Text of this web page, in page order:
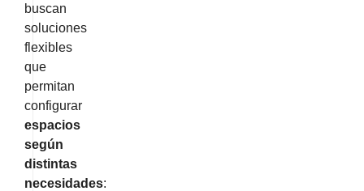
buscan
soluciones
flexibles
que
permitan
configurar
espacios
según
distintas
necesidades: